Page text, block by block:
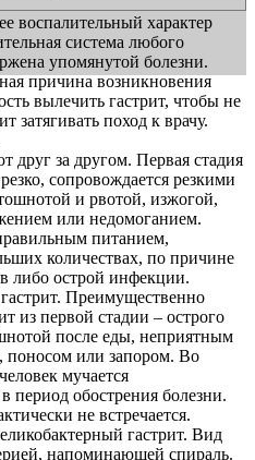
воспалительный характер
система любого
упомянутой болезни.
причина возникновения
вылечить гастрит, чтобы не
затягивать поход к врачу.
друг за другом. Первая стадия
сопровождается резкими
и рвотой, изжогой,
или недомоганием.
питанием,
количествах, по причине
либо острой инфекции.
Преимущественно
из первой стадии – острого
после еды, неприятным
поносом или запором. Во
мучается
период обострения болезни.
не встречается.
гастрит. Вид
напоминающей спираль.